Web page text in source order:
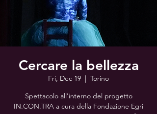
Cercare la bellezza
Fri, Dec 19
  |
Torino
Spettacolo all'interno del progetto
IN.CON.TRA a cura della Fondazione Egri